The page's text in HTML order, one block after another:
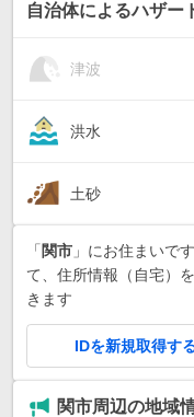
自治体によるハザー
津波
洪水
土砂
「 関市 」にお住まいで
て、住所情報（自宅）
きます
IDを新規取得す
関市周辺の地域